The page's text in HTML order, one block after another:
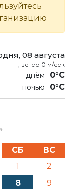
08 августа
, ветер 0 м/сек
0°C
0°C
СБ
ВС
1
2
8
9